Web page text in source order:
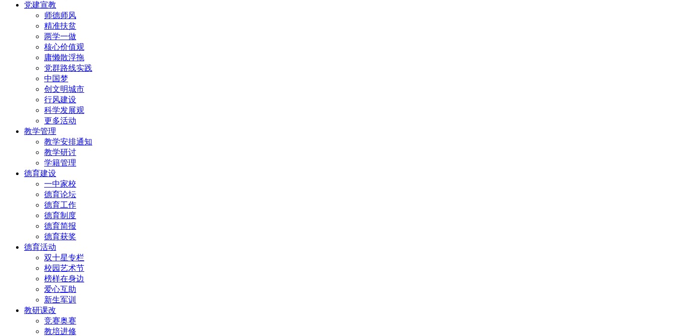
党建宣教
师德师风
精准扶贫
两学一做
核心价值观
庸懒散浮拖
党群路线实践
中国梦
创文明城市
行风建设
科学发展观
更多活动
教学管理
教学安排通知
教学研讨
学籍管理
德育建设
一中家校
德育论坛
德育工作
德育制度
德育简报
德育获奖
德育活动
双十星专栏
校园艺术节
榜样在身边
爱心互助
新生军训
教研课改
竞赛奥赛
教培进修